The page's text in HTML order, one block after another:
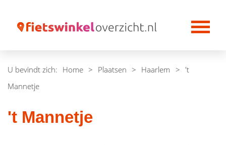
U bevindt zich: Home > Plaatsen > Haarlem > 't
Mannetje
't Mannetje